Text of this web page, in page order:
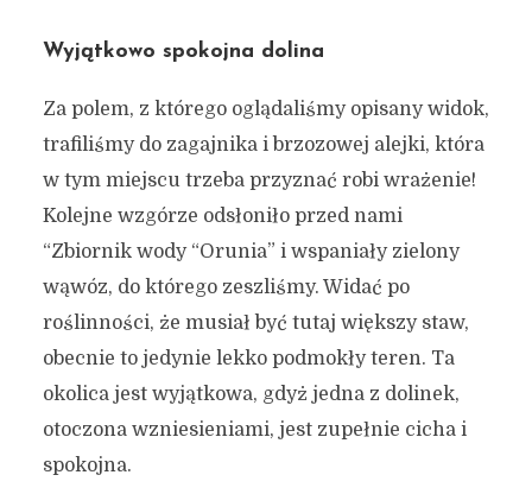
Wyjątkowo spokojna dolina
Za polem, z którego oglądaliśmy opisany widok,
trafiliśmy do zagajnika i brzozowej alejki, która
w tym miejscu trzeba przyznać robi wrażenie!
Kolejne wzgórze odsłoniło przed nami
“Zbiornik wody “Orunia” i wspaniały zielony
wąwóz, do którego zeszliśmy. Widać po
roślinności, że musiał być tutaj większy staw,
obecnie to jedynie lekko podmokły teren. Ta
okolica jest wyjątkowa, gdyż jedna z dolinek,
otoczona wzniesieniami, jest zupełnie cicha i
spokojna.